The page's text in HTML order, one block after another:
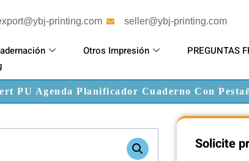
printing.com seller@ybj-printing.com
Otros Impresión PREGUNTAS
PU Agenda Planificador Cuaderno Con
Solicite